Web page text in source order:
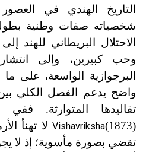
التاريخ الهندي في
شخصياته صفات وطنية
الاحتلال البريطاني للهند
وحب كبيرين، وإلى
البرجوازية الواسعة، على
واضح يدعم الفصل الكلي
تقاليدها المتوارثة.
(1873)
Vishavriksha لا تهنأ
تقضي بصورة مأسوية؛ إذ لا